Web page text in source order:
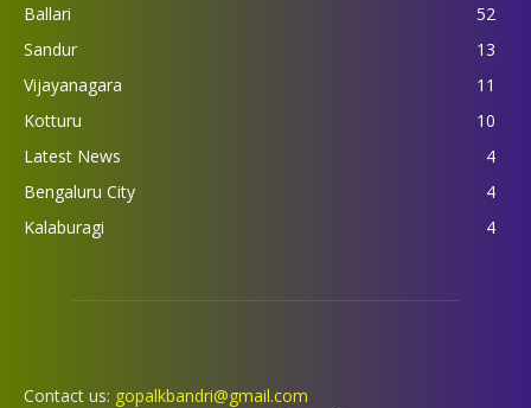
Ballari
52
Sandur
13
Vijayanagara
11
Kotturu
10
Latest News
4
Bengaluru City
4
Kalaburagi
4
Contact us: gopalkbandri@gmail.com